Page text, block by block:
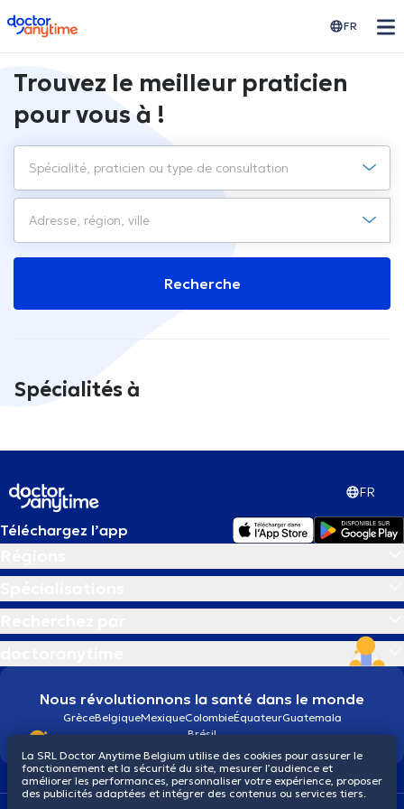
doctoranytime FR
Trouvez le meilleur praticien
pour vous à !
Recherche
Spécialités à
FR
Téléchargez l’app
Nous révolutionnons la santé dans le monde
GrèceBelgiqueMexiqueColombieÉquateurGuatemala
Brésil
La SRL Doctor Anytime Belgium utilise des cookies pour assurer le
fonctionnement et la sécurité du site, mesurer l’audience et
améliorer les performances, personnaliser votre expérience, proposer
des publicités adaptées et intégrer des contenus ou services tiers.